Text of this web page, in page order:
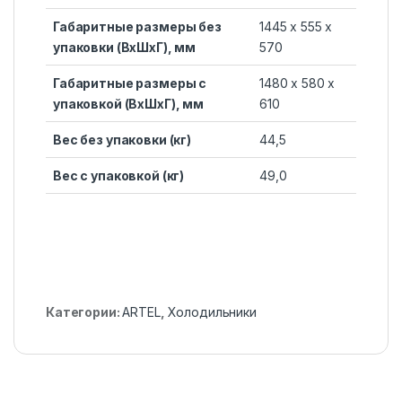
Габаритные размеры без
упаковки (ВхШхГ), мм
1445 x 555 x
570
Габаритные размеры с
упаковкой (ВхШхГ), мм
1480 x 580 x
610
Вес без упаковки (кг) 44,5
Вес с упаковкой (кг) 49,0
Категории:ARTEL, Холодильники